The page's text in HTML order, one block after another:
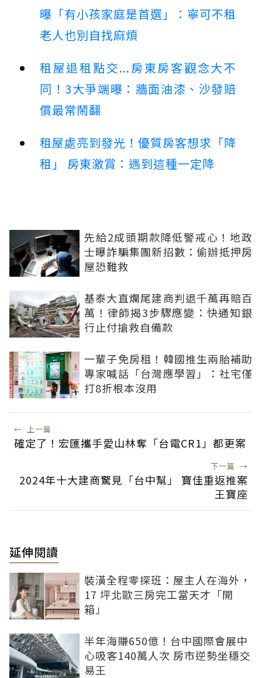
曝「有小孩家庭是首選」：寧可不租
老人也別自找麻煩
租屋退租點交...房東房客觀念大不
同！3大爭端曝：牆面油漆、沙發賠
償最常鬧翻
租屋處亮到發光！優質房客想求「降
租」 房東激賞：遇到這種一定降
先給2成頭期款降低警戒心！地政
士曝詐騙集團新招數：偷辦抵押房
屋恐難救
基泰大直爛尾建商判退千萬再賠百
萬！律師揭3步驟應變：快通知銀
行止付搶救自備款
一輩子免房租！韓國推生兩胎補助
專家喊話「台灣應學習」：社宅僅
打8折根本沒用
← 上一篇
確定了！宏匯攜手愛山林奪「台電CR1」都更案
下一篇 →
2024年十大建商驚見「台中幫」 寶佳重返推案
王寶座
延伸閱讀
裝潢全程零探班：屋主人在海外，
17 坪北歐三房完工當天才「開
箱」
半年海賺650億！台中國際會展中
心吸客140萬人次 房市逆勢坐穩交
易王